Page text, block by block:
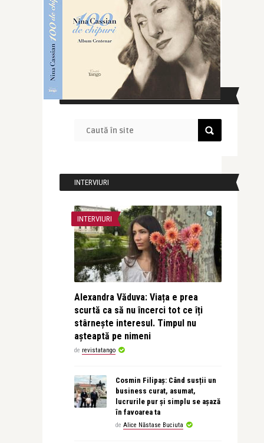
CAUTĂ ÎN SITE
INTERVIURI
INTERVIURI
Alexandra Văduva: Viața e prea
scurtă ca să nu încerci tot ce îți
stârnește interesul. Timpul nu
așteaptă pe nimeni
de revistatango
Cosmin Filipaș: Când susții un
business curat, asumat,
lucrurile pur și simplu se așază
în favoarea ta
de Alice Năstase Buciuta